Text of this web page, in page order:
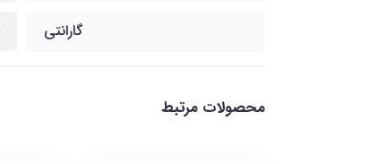
گارانتی
محصولات مرتبط